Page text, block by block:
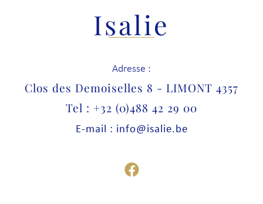
Isalie
Adresse :
Clos des Demoiselles 8 - LIMONT 4357
Tel : +32 (0)488 42 29 00
E-mail : info@isalie.be